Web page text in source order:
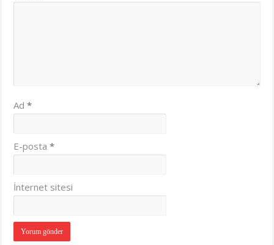
Ad*
E-posta*
İnternet sitesi